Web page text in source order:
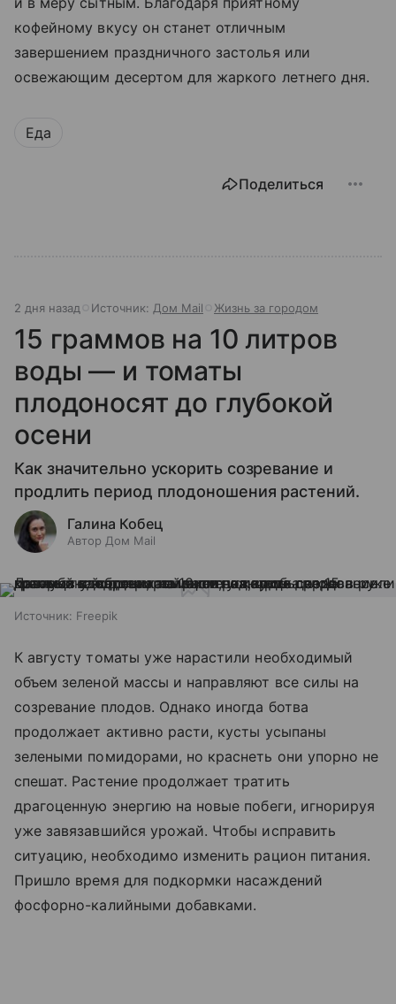
кофейному вкусу он станет отличным
завершением праздничного застолья или
освежающим десертом для жаркого летнего дня.
Еда
Поделиться
2 дня назад Источник: Дом Mail Жизнь за городом
15 граммов на 10 литров
воды — и томаты
плодоносят до глубокой
осени
Как значительно ускорить созревание и
продлить период плодоношения растений.
Галина Кобец
Автор Дом Mail
Источник: Freepik
К августу томаты уже нарастили необходимый
объем зеленой массы и направляют все силы на
созревание плодов. Однако иногда ботва
продолжает активно расти, кусты усыпаны
зелеными помидорами, но краснеть они упорно не
спешат. Растение продолжает тратить
драгоценную энергию на новые побеги, игнорируя
уже завязавшийся урожай. Чтобы исправить
ситуацию, необходимо изменить рацион питания.
Пришло время для подкормки насаждений
фосфорно-калийными добавками.